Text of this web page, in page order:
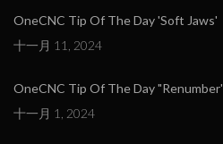
OneCNC Tip Of The Day 'Soft Jaws'
十一月 11, 2024
OneCNC Tip Of The Day "Renumber'
十一月 1, 2024